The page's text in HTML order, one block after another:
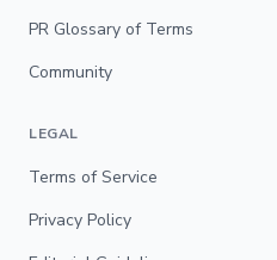
PR Glossary of Terms
Community
LEGAL
Terms of Service
Privacy Policy